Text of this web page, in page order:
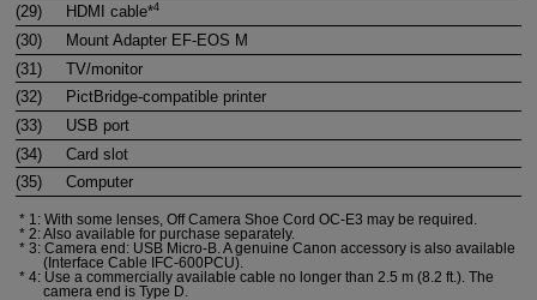
(29)
HDMI cable*4
(30) Mount Adapter EF-EOS M
(31)
TV/monitor
(32)
PictBridge-compatible printer
(33)
USB port
(34)
Card slot
(35)
Computer
1: With some lenses, Off Camera Shoe Cord OC-E3 may be required.
2: Also available for purchase separately.
3: Camera end: USB Micro-B. A genuine Canon accessory is also available
(Interface Cable IFC-600PCU).
4: Use a commercially available cable no longer than 2.5 m (8.2 ft.). The
camera end is Type D.